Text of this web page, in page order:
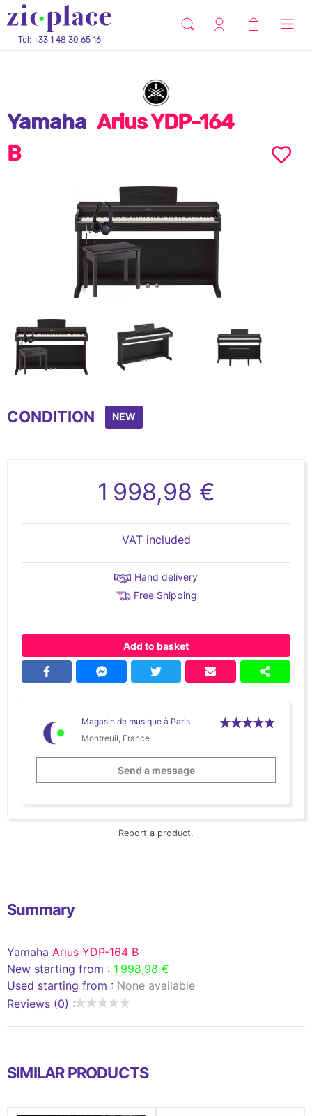
Tel: +33 1 48 30 65 16
Yamaha Arius YDP-164
B
of
CONDITION NEW
1 998,98 €
VAT included
Hand delivery
Free Shipping
Add to basket
Magasin de musique à Paris
Montreuil, France
Send a message
Report a product.
Summary
Yamaha Arius YDP-164 B
New starting from : 1 998,98 €
Used starting from : None available
Reviews (0) :
SIMILAR PRODUCTS